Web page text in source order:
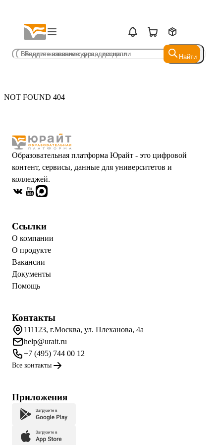
Найти
Найти
NOT FOUND 404
Образовательная платформа Юрайт - это цифровой
контент, сервисы, данные для университетов и
колледжей.
Ссылки
О компании
О продукте
Вакансии
Документы
Помощь
Контакты
111123, г.Москва, ул. Плеханова, 4а
help@urait.ru
+7 (495) 744 00 12
Все контакты
Приложения